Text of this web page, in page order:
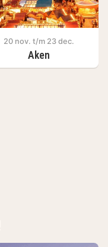
20 nov. t/m 23 dec.
Aken